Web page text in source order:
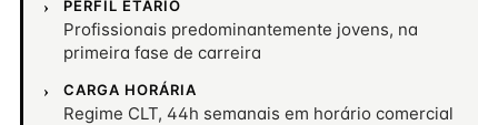
PERFIL ETÁRIO
Profissionais predominantemente jovens, na
primeira fase de carreira
CARGA HORÁRIA
Regime CLT, 44h semanais em horário comercial